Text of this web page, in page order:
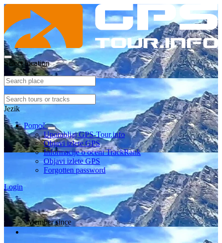
Select location
Jezik
Pomoč
Uporabljaj GPS-Tour.info
Objavi izlete GPS
Informacije o oceni TrackRank
Objavi izlete GPS
Forgotten password
Login
Member since